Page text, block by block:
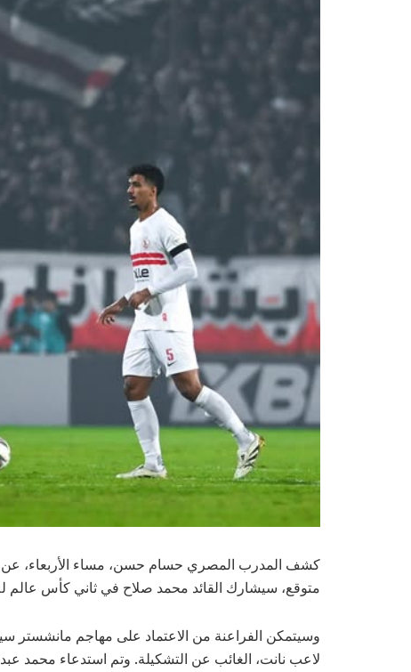
متوقع، سيشارك القائد محمد صلاح في ثاني كأس عالم له
وسيتمكن الفراعنة من الاعتماد على مهاجم
لاعب نانت، الغائب عن التشكيلة. وتم استدعاء محمد